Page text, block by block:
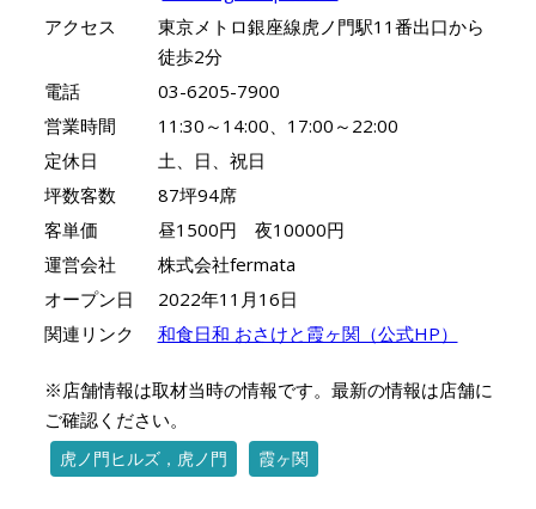
アクセス
東京メトロ銀座線虎ノ門駅11番出口から
徒歩2分
電話
03-6205-7900
営業時間
11:30～14:00、17:00～22:00
定休日
土、日、祝日
坪数客数
87坪94席
客単価
昼1500円 夜10000円
運営会社
株式会社fermata
オープン日
2022年11月16日
関連リンク
和食日和 おさけと霞ヶ関（公式HP）
※店舗情報は取材当時の情報です。最新の情報は店舗に
ご確認ください。
虎ノ門ヒルズ，虎ノ門 霞ヶ関